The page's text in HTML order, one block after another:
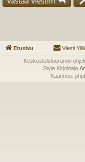
Etusivu Viesti
Keskustelufoorumin
Style Kirjoittaja
Käännös: